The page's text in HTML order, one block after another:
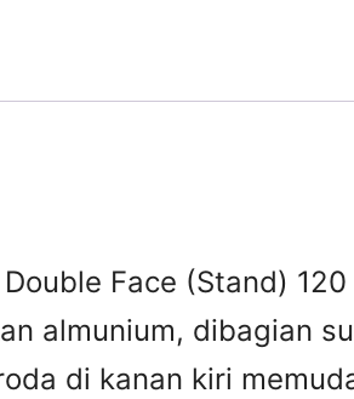
Face (Stand)
almunium, dibagian
di kanan kiri